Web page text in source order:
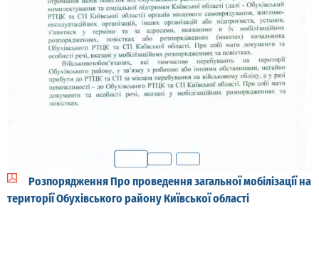
Розпорядження Про проведення загальної мобілізації на
території Обухівського району Київської області